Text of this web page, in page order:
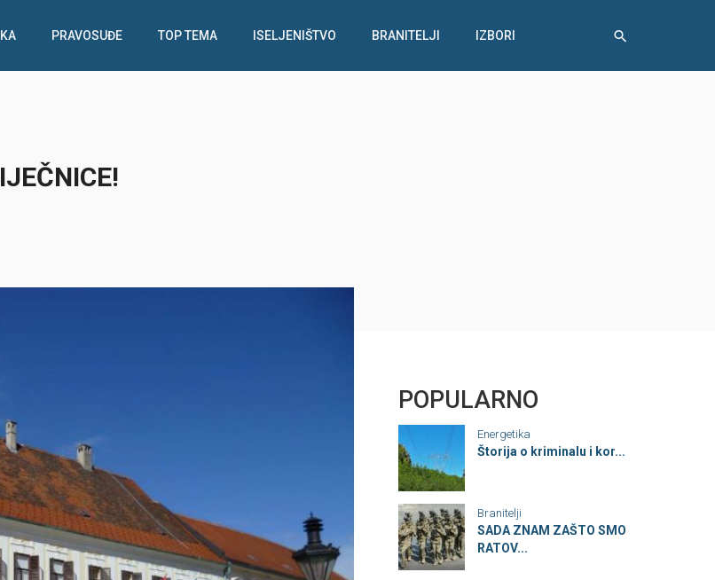
PRAVOSUĐE TOP TEMA ISELJENIŠTVO BRANITELJI IZBORI
POPULARNO
Energetika
Štorija o kriminalu i kor...
Branitelji
SADA ZNAM ZAŠTO SMO
RATOV...